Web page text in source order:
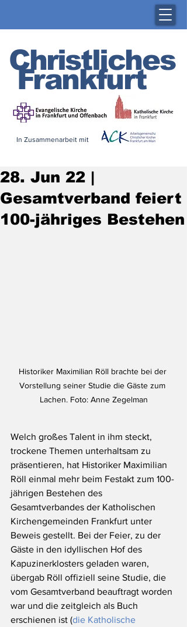
Christliches
Frankfurt
In Zusammenarbeit mit
28. Jun 22 |
Gesamtverband feiert
100-jähriges Bestehen
Historiker Maximilian Röll brachte bei der
Vorstellung seiner Studie die Gäste zum
Lachen. Foto: Anne Zegelman
Welch großes Talent in ihm steckt,
trockene Themen unterhaltsam zu
präsentieren, hat Historiker Maximilian
Röll einmal mehr beim Festakt zum 100-
jährigen Bestehen des
Gesamtverbandes der Katholischen
Kirchengemeinden Frankfurt unter
Beweis gestellt. Bei der Feier, zu der
Gäste in den idyllischen Hof des
Kapuzinerklosters geladen waren,
übergab Röll offiziell seine Studie, die
vom Gesamtverband beauftragt worden
war und die zeitgleich als Buch
erschienen ist (die Katholische